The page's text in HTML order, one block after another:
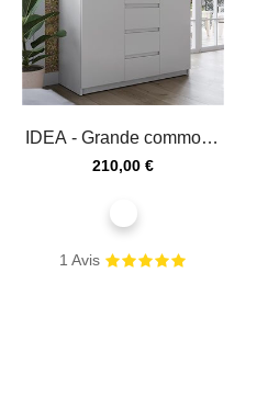
IDEA - Grande commode
avec 4 tiroirs blanc
Prix
210,00 €
1 Avis